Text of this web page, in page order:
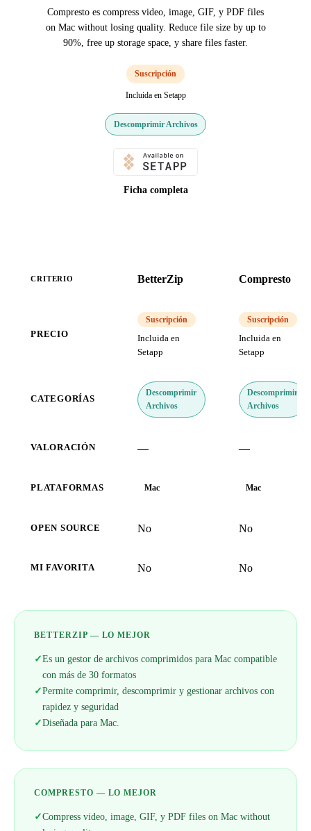
Compresto es compress video, image, GIF, y PDF files
on Mac without losing quality. Reduce file size by up to
90%, free up storage space, y share files faster.
Suscripción
Incluida en Setapp
Descomprimir Archivos
Ficha completa
CRITERIO BetterZip Compresto
PRECIO
Suscripción
Incluida en
Setapp
Suscripción
Incluida en
Setapp
CATEGORÍAS
Descomprimir
Archivos
Descomprimir
Archivos
VALORACIÓN — —
PLATAFORMAS Mac Mac
OPEN SOURCE No No
MI FAVORITA No No
BETTERZIP — LO MEJOR
✓Es un gestor de archivos comprimidos para Mac compatible
con más de 30 formatos
✓Permite comprimir, descomprimir y gestionar archivos con
rapidez y seguridad
✓Diseñada para Mac.
COMPRESTO — LO MEJOR
✓Compress video, image, GIF, y PDF files on Mac without